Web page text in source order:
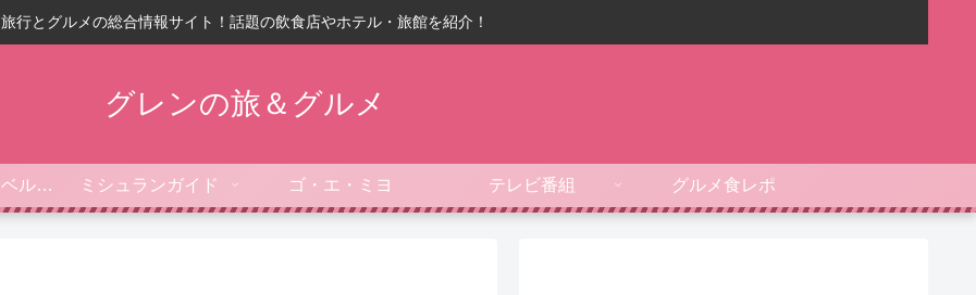
旅行とグルメの総合情報サイト！話題の飲食店やホテル・旅館を紹介！
グレンの旅＆グルメ
フォーブス・トラベルガイド ミシュランガイド ゴ・エ・ミヨ テレビ番組 グルメ食レポ